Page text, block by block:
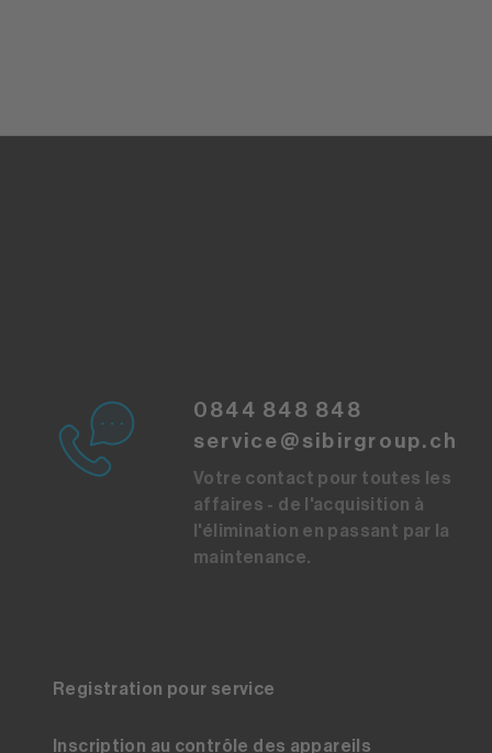
0844 848 848
service@sibirgroup.ch
Votre contact pour toutes les
affaires - de l'acquisition à
l'élimination en passant par la
maintenance.
Registration pour service
Inscription au contrôle des appareils